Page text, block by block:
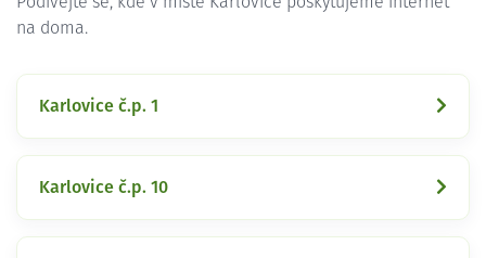
na doma.
Karlovice č.p. 1
Karlovice č.p. 10